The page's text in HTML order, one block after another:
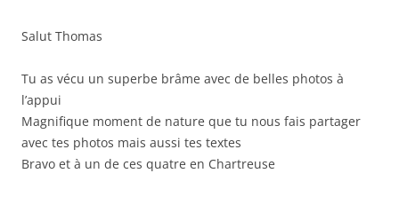
Salut Thomas
Tu as vécu un superbe brâme avec de belles photos à
l’appui
Magnifique moment de nature que tu nous fais partager
avec tes photos mais aussi tes textes
Bravo et à un de ces quatre en Chartreuse